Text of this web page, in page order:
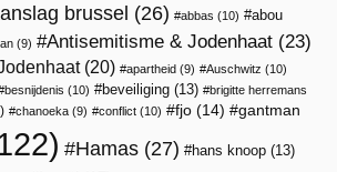
brussel (26) abbas (10)
abou
(9) Antisemitisme & Jodenhaat (23)
(20) apartheid (9) Auschwitz (10)
besnijdenis (10) beveiliging (13)
brigitte herremans
chanoeka (9) conflict (10) fjo (14) gantman
Hamas (27) hans knoop (13)